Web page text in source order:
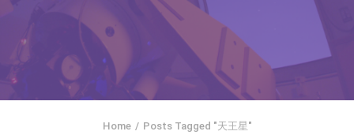
比賽/專題計劃
SEARCH
Home Posts Tagged "天王星"